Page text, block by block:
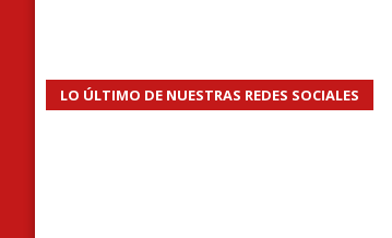
LO ÚLTIMO DE NUESTRAS REDES SOCIALES